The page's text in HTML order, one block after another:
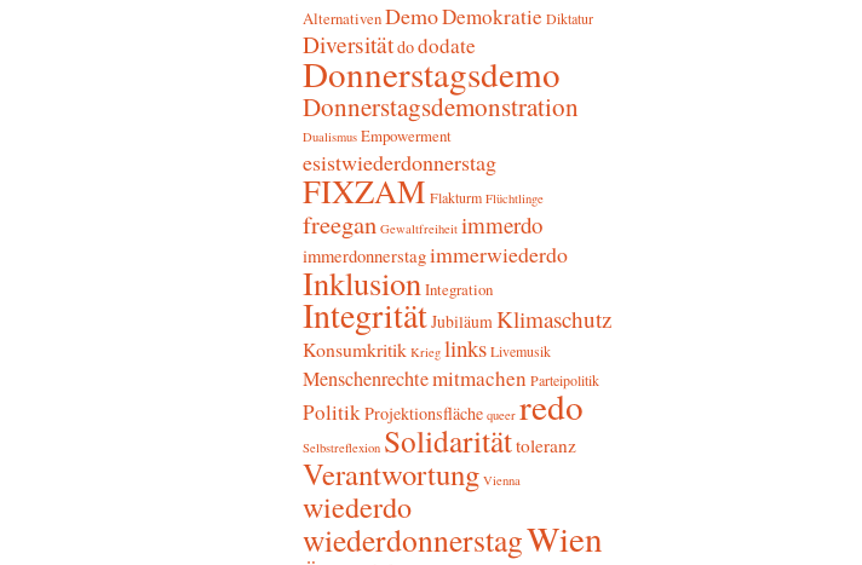
AlternativenDemoDemokratie Diktatur
Diversitätdododate
Donnerstagsdemo
Donnerstagsdemonstration
Dualismus Empowerment
esistwiederdonnerstag
FIXZAM Flakturm Flüchtlinge
freegan Gewaltfreiheit immerdo
immerdonnerstagimmerwiederdo
InklusionIntegration
IntegritätJubiläumKlimaschutz
Konsumkritik Krieg linksLivemusik
Menschenrechtemitmachen Parteipolitik
PolitikProjektionsfläche queer redo
Selbstreflexion Solidaritättoleranz
Verantwortung Vienna
wiederdo
wiederdonnerstagWien